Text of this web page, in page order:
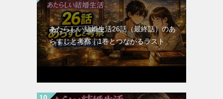
あたらしい結婚生活26話（最終話）のあ
らすじと考察｜1巻とつながるラスト